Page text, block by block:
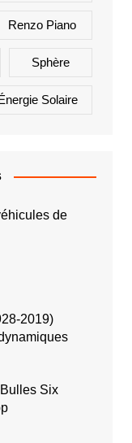
Renzo Piano
Sphère
Solaire
de
2019)
Six